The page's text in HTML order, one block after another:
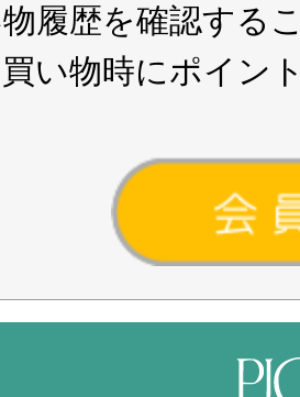
履歴を確認する
い物時にポイン